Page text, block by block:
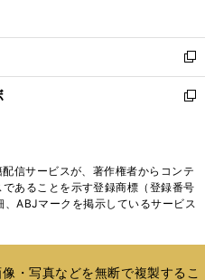
開
く
ウ
で
開
く
ン
ド
ウ
で
ウ
ィ
ン
ド
く
新
し
い
ド
ウ
で
新
ィ
ン
ド
開
信サービスが、著作権者からコンテ
あることを示す登録商標（登録番号
ABJマークを掲示しているサービス
・写真などを無断で複製するこ